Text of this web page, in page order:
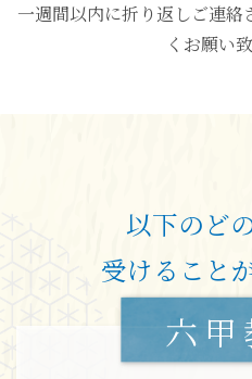
一週間以内に折り返しご連
くお願い
以下のど
受けること
六甲